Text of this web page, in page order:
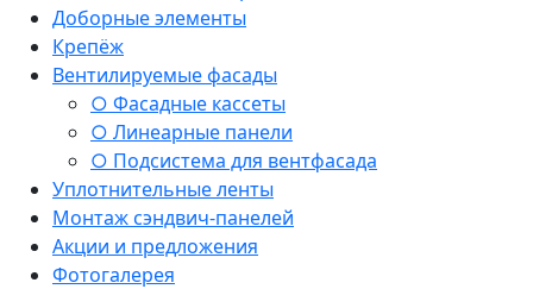
Доборные элементы
Крепёж
Вентилируемые фасады
○ Фасадные кассеты
○ Линеарные панели
○ Подсистема для вентфасада
Уплотнительные ленты
Монтаж сэндвич-панелей
Акции и предложения
Фотогалерея